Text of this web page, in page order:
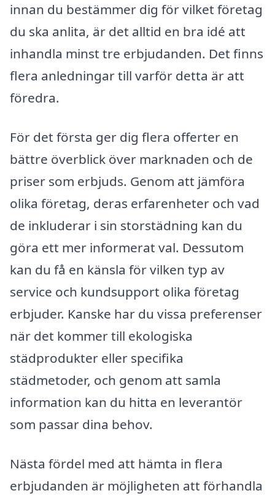
innan du bestämmer dig för vilket företag
du ska anlita, är det alltid en bra idé att
inhandla minst tre erbjudanden. Det finns
flera anledningar till varför detta är att
föredra.
För det första ger dig flera offerter en
bättre överblick över marknaden och de
priser som erbjuds. Genom att jämföra
olika företag, deras erfarenheter och vad
de inkluderar i sin storstädning kan du
göra ett mer informerat val. Dessutom
kan du få en känsla för vilken typ av
service och kundsupport olika företag
erbjuder. Kanske har du vissa preferenser
när det kommer till ekologiska
städprodukter eller specifika
städmetoder, och genom att samla
information kan du hitta en leverantör
som passar dina behov.
Nästa fördel med att hämta in flera
erbjudanden är möjligheten att förhandla